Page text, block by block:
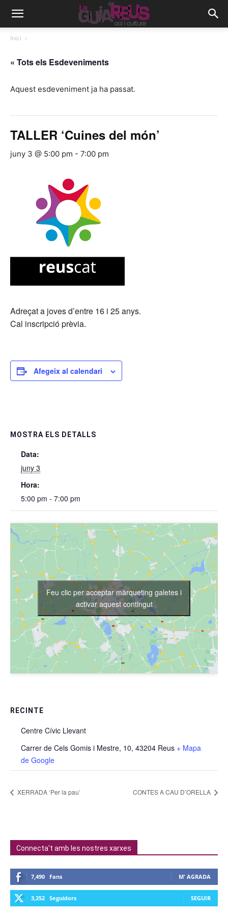
Inici
« Tots els Esdeveniments
Aquest esdeveniment ja ha passat.
TALLER ‘Cuines del món’
juny 3 @ 5:00 pm - 7:00 pm
Adreçat a joves d’entre 16 i 25 anys.
Cal inscripció prèvia.
Afegeix al calendari
MOSTRA ELS DETALLS
Data:
juny 3
Hora:
5:00 pm - 7:00 pm
RECINTE
Centre Cívic Llevant
Carrer de Cels Gomis i Mestre, 10, 43204 Reus + Mapa
de Google
Feu clic per acceptar màrqueting galetes i
activar aquest contingut
XERRADA ‘Per la pau’ CONTES A CAU D’ORELLA
Connecta't amb les nostres xarxes
7,490 Fans M' AGRADA
3,252 Seguidors SEGUIR